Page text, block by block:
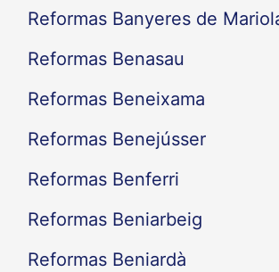
Reformas Banyeres de
Reformas Benasau
Reformas Beneixama
Reformas Benejússer
Reformas Benferri
Reformas Beniarbeig
Reformas Beniardà